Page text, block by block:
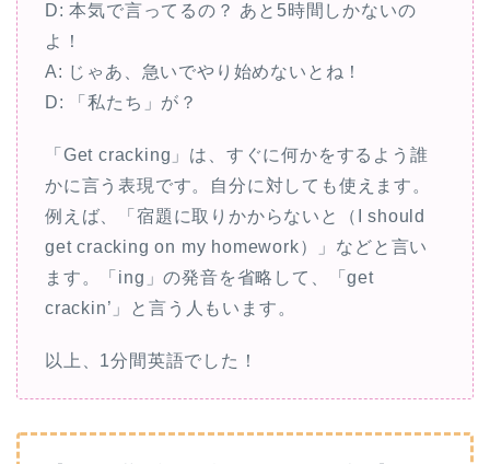
D: 本気で言ってるの？ あと5時間しかないの
よ！
A: じゃあ、急いでやり始めないとね！
D: 「私たち」が？
「Get cracking」は、すぐに何かをするよう誰
かに言う表現です。自分に対しても使えます。
例えば、「宿題に取りかからないと（I should
get cracking on my homework）」などと言い
ます。「ing」の発音を省略して、「get
crackin’」と言う人もいます。
以上、1分間英語でした！